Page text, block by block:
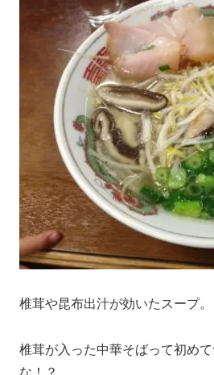
椎茸や昆布出汁が効いたスープ。
椎茸が入った中華そばって初め
な！？